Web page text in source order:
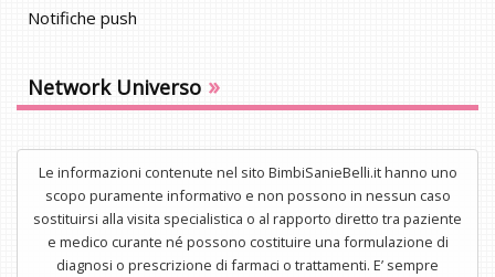
Notifiche push
Network Universo »
Le informazioni contenute nel sito BimbiSanieBelli.it hanno uno
scopo puramente informativo e non possono in nessun caso
sostituirsi alla visita specialistica o al rapporto diretto tra paziente
e medico curante né possono costituire una formulazione di
diagnosi o prescrizione di farmaci o trattamenti. E’ sempre